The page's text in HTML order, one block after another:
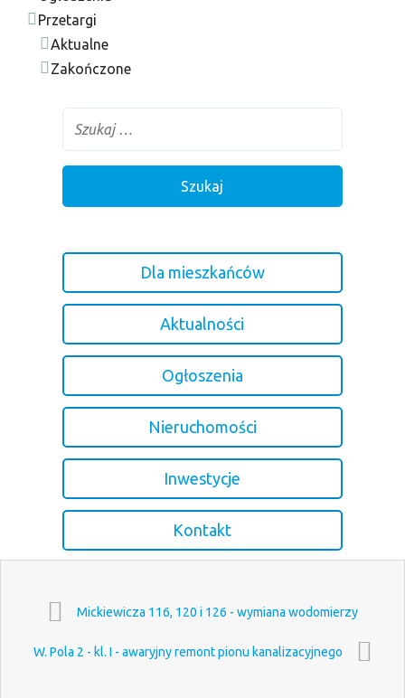
Przetargi
Aktualne
Zakończone
Dla mieszkańców
Aktualności
Ogłoszenia
Nieruchomości
Inwestycje
Kontakt
Mickiewicza 116, 120 i 126 - wymiana wodomierzy
W. Pola 2 - kl. I - awaryjny remont pionu kanalizacyjnego